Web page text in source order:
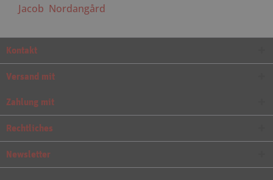
Jacob Nordangård
Kontakt
Versand mit
Zahlung mit
Rechtliches
Newsletter